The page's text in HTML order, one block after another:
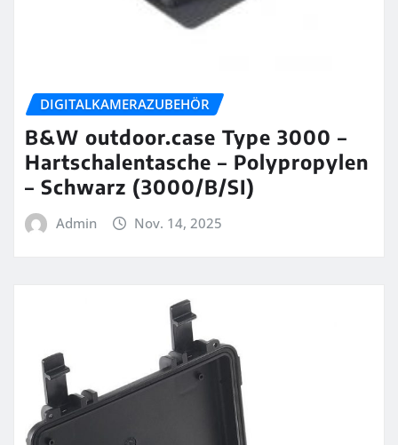
DIGITALKAMERAZUBEHÖR
B&W outdoor.case Type 3000 –
Hartschalentasche – Polypropylen
– Schwarz (3000/B/SI)
Admin Nov. 14, 2025